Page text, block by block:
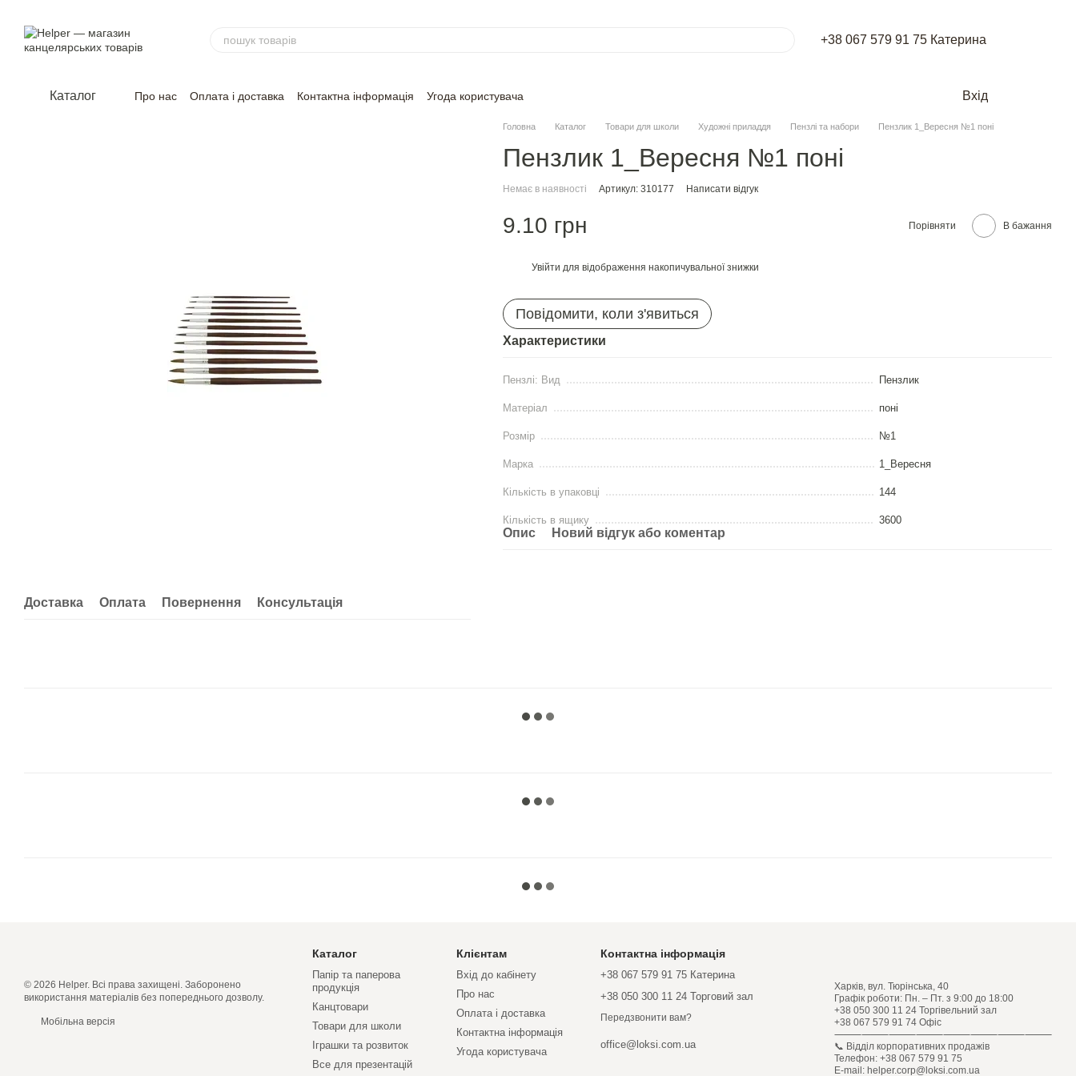
+38 067 579 91 75 Катерина
Каталог Про нас Оплата і доставка Контактна інформація Угода користувача Вхід
Доставка Оплата Повернення Консультація
Головна Каталог Товари для школи Художні приладдя Пензлі та набори Пензлик 1_Вересня №1 поні
Пензлик 1_Вересня №1 поні
Немає в наявності Артикул: 310177 Написати відгук
9.10 грн Порівняти В бажання
Увійти для відображення накопичувальної знижки
Повідомити, коли з'явиться
Характеристики
Пензлі: Вид Пензлик
Матеріал поні
Розмір №1
Марка 1_Вересня
Кількість в упаковці 144
Кількість в ящику 3600
Опис Новий відгук або коментар
© 2026 Helper. Всі права захищені. Заборонено
використання матеріалів без попереднього дозволу.
Мобільна версія
Каталог
Папір та паперова
продукція
Канцтовари
Товари для школи
Іграшки та розвиток
Все для презентацій
Клієнтам
Вхід до кабінету
Про нас
Оплата і доставка
Контактна інформація
Угода користувача
Контактна інформація
+38 067 579 91 75 Катерина
+38 050 300 11 24 Торговий зал
Передзвонити вам?
office@loksi.com.ua
Харків, вул. Тюрінська, 40
Графік роботи: Пн. – Пт. з 9:00 до 18:00
+38 050 300 11 24 Торгівельний зал
+38 067 579 91 74 Офіс
⸻⸻⸻⸻⸻⸻⸻⸻
📞 Відділ корпоративних продажів
Телефон: +38 067 579 91 75
E-mail: helper.corp@loksi.com.ua